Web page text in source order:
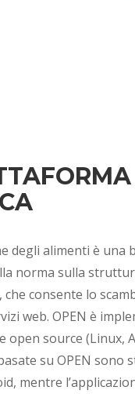
degli alimenti è una
norma sulla
che consente lo
web. OPEN è
source (Linux,
su OPEN sono
mentre